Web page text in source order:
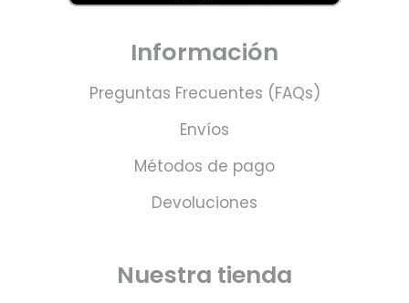
Información
Preguntas Frecuentes (FAQs)
Envíos
Métodos de pago
Devoluciones
Nuestra tienda